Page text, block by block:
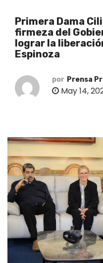
Primera Dama
firmeza del
lograr la
Espinoza
por Prensa
May 14,